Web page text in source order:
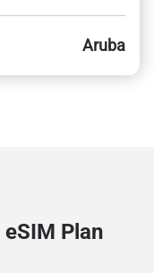
Aruba
eSIM Plan